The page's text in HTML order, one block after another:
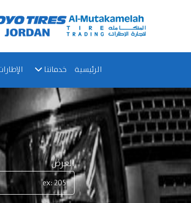
الرئيسية خدماتنا
العرض